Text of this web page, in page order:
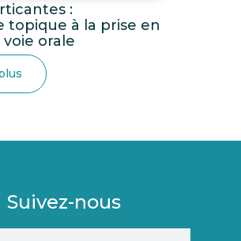
:
topique à la prise en
orale
Suivez-nous